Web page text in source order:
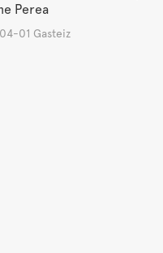
Perea
01 Gasteiz